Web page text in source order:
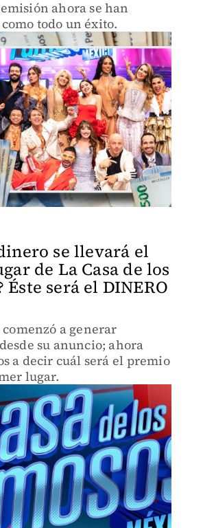
ahora se han
todo un éxito.
se llevará el
de La Casa de los
Éste será el DINERO
a generar
su anuncio; ahora
a decir cuál será el premio
lugar.